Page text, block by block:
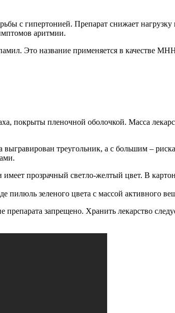
с гипертонией. Препарат снижает
аритмии.
Это название применяется в качестве
покрыты пленочной оболочкой. Масса
треугольник, а с большим –
прозрачный светло-желтый цвет. В
пилюль зеленого цвета с массой активного
препарата запрещено. Хранить лекарство